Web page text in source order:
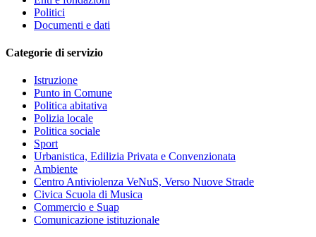
Politici
Documenti e dati
Categorie di servizio
Istruzione
Punto in Comune
Politica abitativa
Polizia locale
Politica sociale
Sport
Urbanistica, Edilizia Privata e Convenzionata
Ambiente
Centro Antiviolenza VeNuS, Verso Nuove Strade
Civica Scuola di Musica
Commercio e Suap
Comunicazione istituzionale